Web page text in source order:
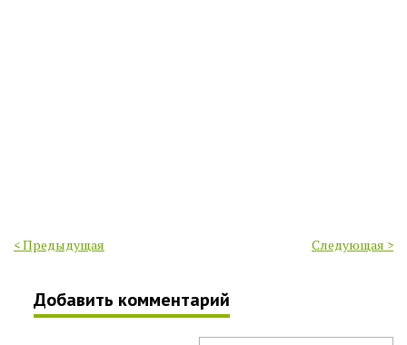
< Предыдущая Следующая >
Добавить комментарий